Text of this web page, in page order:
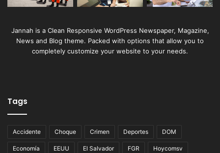
Jannah is a Clean Responsive WordPress Newspaper, Magazine,
News and Blog theme. Packed with options that allow you to
completely customize your website to your needs.
Tags
Accidente Choque Crimen Deportes DOM
Economía EEUU El Salvador FGR Hoycomsv